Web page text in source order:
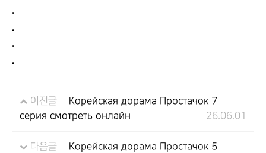
.
.
.
.
이전글
Корейская дорама Простачок 7
серия смотреть онлайн
26.06.01
다음글
Корейская дорама Простачок 5